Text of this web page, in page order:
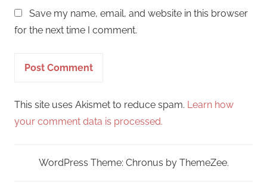
Save my name, email, and website in this browser
for the next time I comment.
This site uses Akismet to reduce spam. Learn how
your comment data is processed.
WordPress Theme: Chronus by ThemeZee.